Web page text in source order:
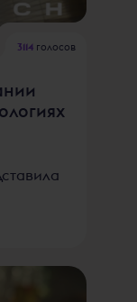
3114голосов